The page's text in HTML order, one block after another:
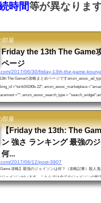
時間等が異なります
部屋
Friday the 13th The Game
ページ
2017/06/30/friday-13th-the-game-
The Gameの攻略まとめページです
="torik04190b-22"; amzn_assoc_marketplace
=""; amzn_assoc_search_type =
amzn_assoc_default_search_category ="";
部屋
【Friday the 13th: The
ン 強さ ランキング 最強の
何...
2017/06/12/post-3907
Game 攻略】最強のジェイソンは何？（攻略記事）殺人
ジェイソンがいます。こちらでは全てのジェイソンの能
行きたいと思います。https://torik0419.com/2017/06/30/